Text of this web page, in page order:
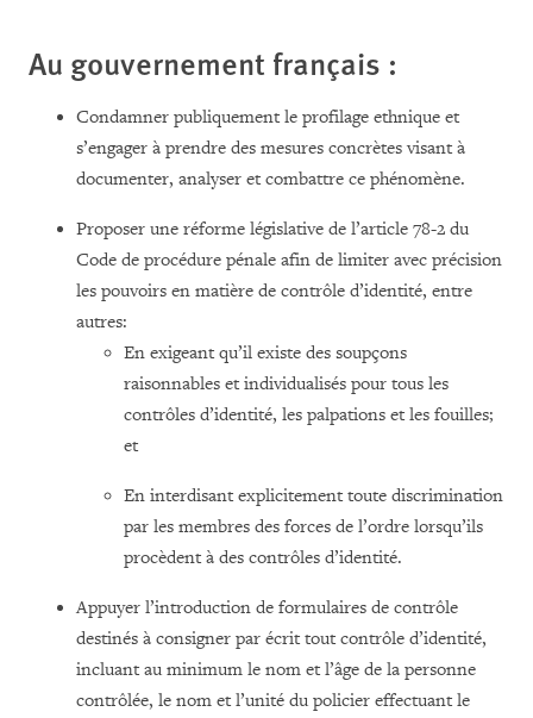
Au gouvernement français :
Condamner publiquement le profilage ethnique et
s’engager à prendre des mesures concrètes visant à
documenter, analyser et combattre ce phénomène.
Proposer une réforme législative de l’article 78-2 du
Code de procédure pénale afin de limiter avec précision
les pouvoirs en matière de contrôle d’identité, entre
autres:
En exigeant qu’il existe des soupçons
raisonnables et individualisés pour tous les
contrôles d’identité, les palpations et les fouilles;
et
En interdisant explicitement toute discrimination
par les membres des forces de l’ordre lorsqu’ils
procèdent à des contrôles d’identité.
Appuyer l’introduction de formulaires de contrôle
destinés à consigner par écrit tout contrôle d’identité,
incluant au minimum le nom et l’âge de la personne
contrôlée, le nom et l’unité du policier effectuant le